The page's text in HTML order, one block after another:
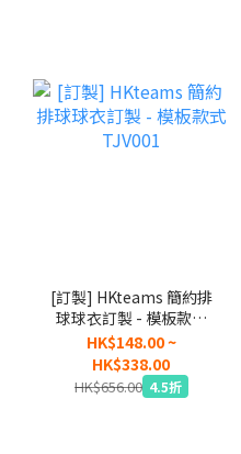
[訂製] HKteams 簡約排
球球衣訂製 - 模板款式
TJV001
HK$148.00 ~
HK$338.00
HK$656.00 4.5折